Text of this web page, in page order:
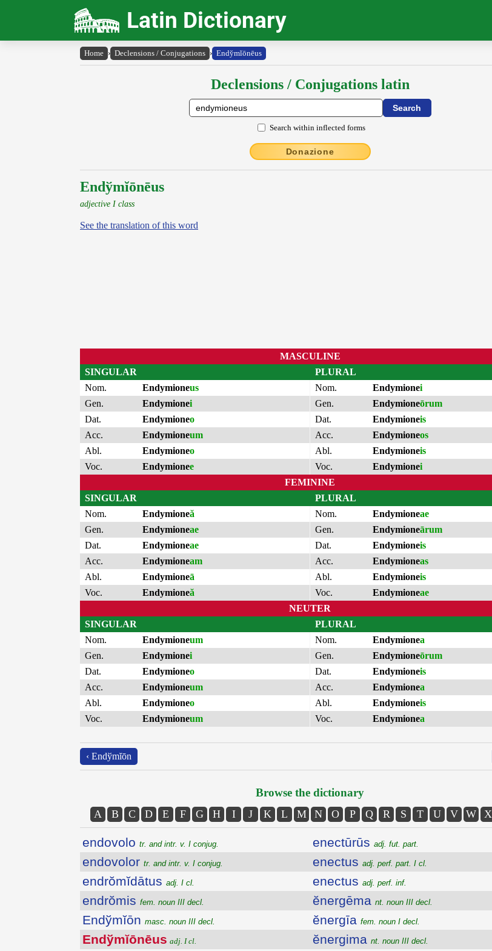
Latin Dictionary
Home › Declensions / Conjugations › Endy̆mĭōnēus
Declensions / Conjugations latin
Search within inflected forms
Donazione
Endўmĭōnēus
adjective I class
See the translation of this word
MASCULINE
SINGULAR
Nom.
Endymioneus
Gen.
Endymionei
Dat.
Endymioneo
Acc.
Endymioneum
Abl.
Endymioneo
Voc.
Endymionee
PLURAL
Nom.
Endymionei
Gen.
Endymioneōrum
Dat.
Endymioneis
Acc.
Endymioneos
Abl.
Endymioneis
Voc.
Endymionei
FEMININE
SINGULAR
Nom.
Endymioneă
Gen.
Endymioneae
Dat.
Endymioneae
Acc.
Endymioneam
Abl.
Endymioneā
Voc.
Endymioneă
PLURAL
Nom.
Endymioneae
Gen.
Endymioneārum
Dat.
Endymioneis
Acc.
Endymioneas
Abl.
Endymioneis
Voc.
Endymioneae
NEUTER
SINGULAR
Nom.
Endymioneum
Gen.
Endymionei
Dat.
Endymioneo
Acc.
Endymioneum
Abl.
Endymioneo
Voc.
Endymioneum
PLURAL
Nom.
Endymionea
Gen.
Endymioneōrum
Dat.
Endymioneis
Acc.
Endymionea
Abl.
Endymioneis
Voc.
Endymionea
‹ Endўmĭōn
Browse the dictionary
A B C D E F G H I J K L M N O P Q R S T U V W X
endovolo tr. and intr. v. I conjug.
endovolor tr. and intr. v. I conjug.
endrŏmĭdātus adj. I cl.
endrŏmis fem. noun III decl.
Endўmĭōn masc. noun III decl.
Endўmĭōnēus adj. I cl.
enectūrūs adj. fut. part.
enectus adj. perf. part. I cl.
enectus adj. perf. inf.
ĕnergēma nt. noun III decl.
ĕnergīa fem. noun I decl.
ĕnergima nt. noun III decl.